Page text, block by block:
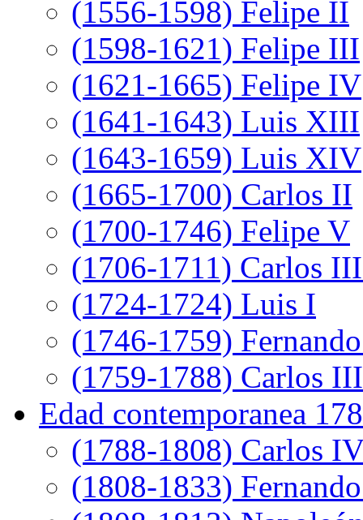
(1556-1598) Felipe II
(1598-1621) Felipe III
(1621-1665) Felipe IV
(1641-1643) Luis XIII
(1643-1659) Luis XIV
(1665-1700) Carlos II
(1700-1746) Felipe V
(1706-1711) Carlos
(1724-1724) Luis I
(1746-1759)
(1759-1788) Carlos III
Edad contemporanea
(1788-1808) Carlos
(1808-1833)